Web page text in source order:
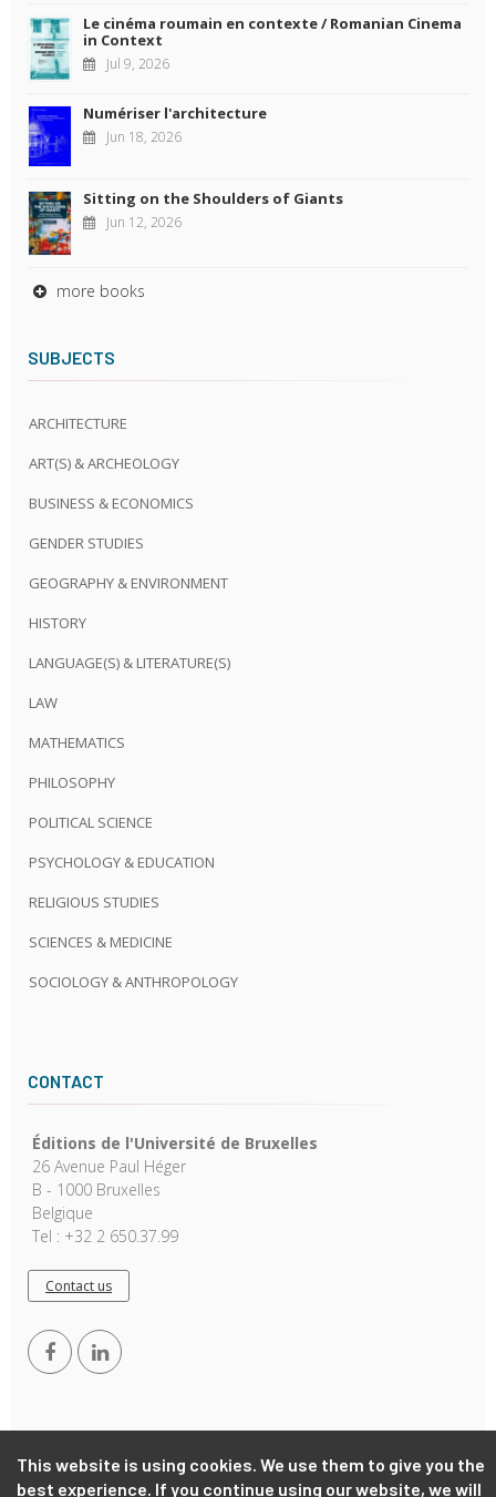
This website is using cookies. We use them to give you the
best experience. If you continue using our website, we will
Le cinéma roumain en contexte / Romanian Cinema
in Context
Jul 9, 2026
Numériser l'architecture
Jun 18, 2026
Sitting on the Shoulders of Giants
Jun 12, 2026
more books
SUBJECTS
ARCHITECTURE
ART(S) & ARCHEOLOGY
BUSINESS & ECONOMICS
GENDER STUDIES
GEOGRAPHY & ENVIRONMENT
HISTORY
LANGUAGE(S) & LITERATURE(S)
LAW
MATHEMATICS
PHILOSOPHY
POLITICAL SCIENCE
PSYCHOLOGY & EDUCATION
RELIGIOUS STUDIES
SCIENCES & MEDICINE
SOCIOLOGY & ANTHROPOLOGY
CONTACT
Éditions de l'Université de Bruxelles
26 Avenue Paul Héger
B - 1000 Bruxelles
Belgique
Tel : +32 2 650.37.99
Contact us